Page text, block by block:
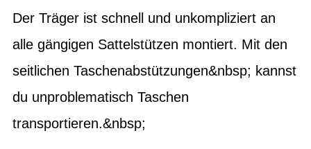
Der Träger ist schnell und unkompliziert an
alle gängigen Sattelstützen montiert. Mit den
seitlichen Taschenabstützungen&nbsp; kannst
du unproblematisch Taschen
transportieren.&nbsp;